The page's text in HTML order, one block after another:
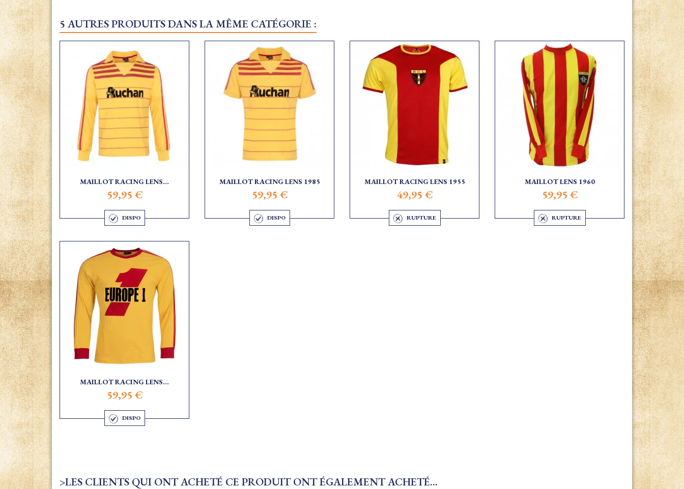
5 AUTRES PRODUITS DANS LA MÊME CATÉGORIE :
MAILLOT RACING LENS...
59,95 €
DISPO
MAILLOT RACING LENS 1985
59,95 €
DISPO
MAILLOT RACING LENS 1955
49,95 €
RUPTURE
MAILLOT LENS 1960
59,95 €
RUPTURE
MAILLOT RACING LENS...
59,95 €
DISPO
>LES CLIENTS QUI ONT ACHETÉ CE PRODUIT ONT ÉGALEMENT ACHETÉ...